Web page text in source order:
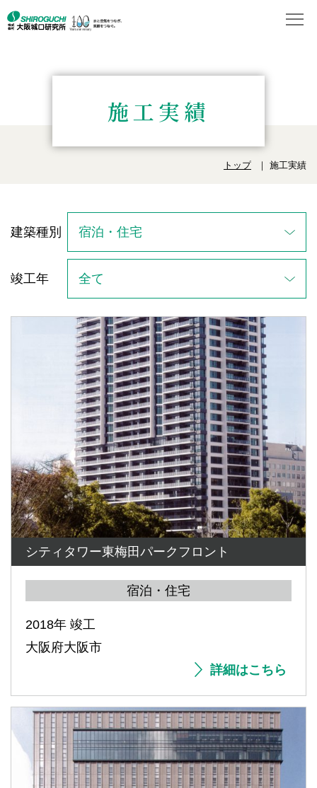
施工実績
トップ 施工実績
建築種別
竣工年
シティタワー東梅田パークフロント
宿泊・住宅
2018年 竣工
大阪府大阪市
詳細はこちら